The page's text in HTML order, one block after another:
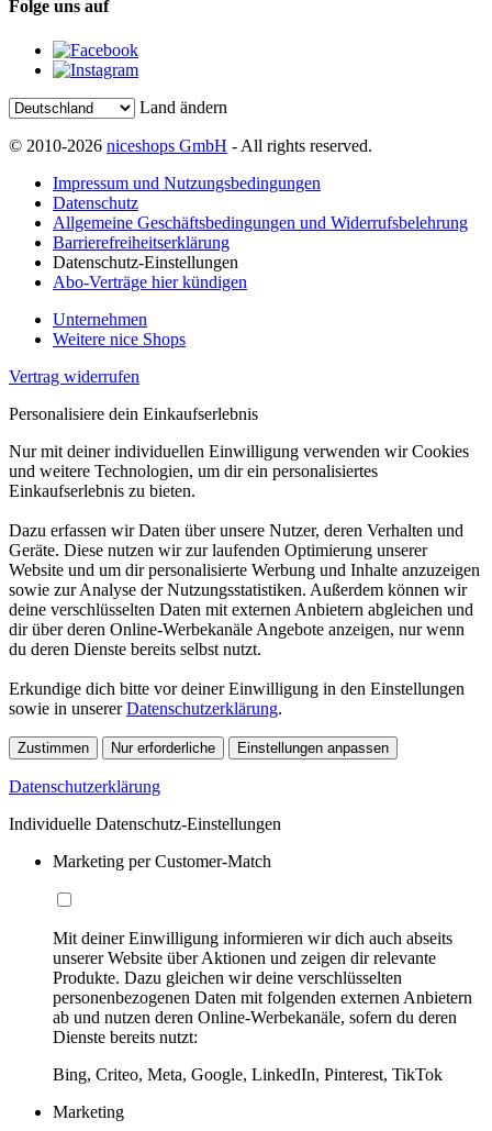
Folge uns auf
Land ändern
© 2010-2026 niceshops GmbH - All rights reserved.
Impressum und Nutzungsbedingungen
Datenschutz
Allgemeine Geschäftsbedingungen und Widerrufsbelehrung
Barrierefreiheitserklärung
Datenschutz-Einstellungen
Abo-Verträge hier kündigen
Unternehmen
Weitere nice Shops
Vertrag widerrufen
Personalisiere dein Einkaufserlebnis
Nur mit deiner individuellen Einwilligung verwenden wir Cookies
und weitere Technologien, um dir ein personalisiertes
Einkaufserlebnis zu bieten.
Dazu erfassen wir Daten über unsere Nutzer, deren Verhalten und
Geräte. Diese nutzen wir zur laufenden Optimierung unserer
Website und um dir personalisierte Werbung und Inhalte anzuzeigen
sowie zur Analyse der Nutzungsstatistiken. Außerdem können wir
deine verschlüsselten Daten mit externen Anbietern abgleichen und
dir über deren Online-Werbekanäle Angebote anzeigen, nur wenn
du deren Dienste bereits selbst nutzt.
Erkundige dich bitte vor deiner Einwilligung in den Einstellungen
sowie in unsererDatenschutzerklärung.
Zustimmen Nur erforderliche Einstellungen anpassen
Datenschutzerklärung
Individuelle Datenschutz-Einstellungen
Marketing per Customer-Match
Mit deiner Einwilligung informieren wir dich auch abseits
unserer Website über Aktionen und zeigen dir relevante
Produkte. Dazu gleichen wir deine verschlüsselten
personenbezogenen Daten mit folgenden externen Anbietern
ab und nutzen deren Online-Werbekanäle, sofern du deren
Dienste bereits nutzt:
Bing, Criteo, Meta, Google, LinkedIn, Pinterest, TikTok
Marketing